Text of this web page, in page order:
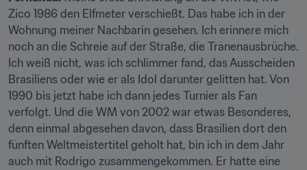
Zico 1986 den Elfmeter verschießt. Das habe ich in der
Wohnung meiner Nachbarin gesehen. Ich erinnere mich
noch an die Schreie auf der Straße, die Tränenausbrüche.
Ich weiß nicht, was ich schlimmer fand, das Ausscheiden
Brasiliens oder wie er als Idol darunter gelitten hat. Von
1990 bis jetzt habe ich dann jedes Turnier als Fan
verfolgt. Und die WM von 2002 war etwas Besonderes,
denn einmal abgesehen davon, dass Brasilien dort den
fünften Weltmeistertitel geholt hat, bin ich in dem Jahr
auch mit Rodrigo zusammengekommen. Er hatte eine